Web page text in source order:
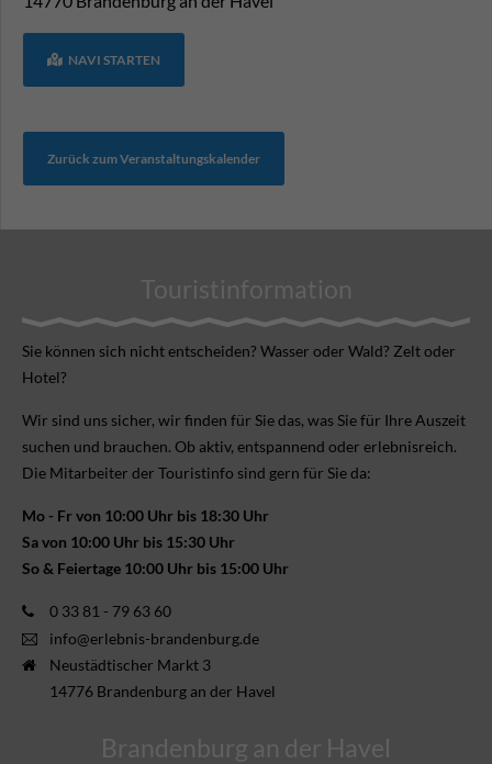
NAVI STARTEN
Zurück zum Veranstaltungskalender
Touristinformation
Sie können sich nicht ent­scheiden? Wasser oder Wald? Zelt oder
Hotel?
Wir sind uns sicher, wir finden für Sie das, was Sie für Ihre Aus­zeit
suchen und brauchen. Ob aktiv, ent­spannend oder erlebnis­reich.
Die Mitarbeiter der Touristinfo sind gern für Sie da:
Mo - Fr von 10:00 Uhr bis 18:30 Uhr
Sa von 10:00 Uhr bis 15:30 Uhr
So & Feiertage 10:00 Uhr bis 15:00 Uhr
0 33 81 - 79 63 60
info@erlebnis-brandenburg.de
Neustädtischer Markt 3
14776 Brandenburg an der Havel
Brandenburg an der Havel